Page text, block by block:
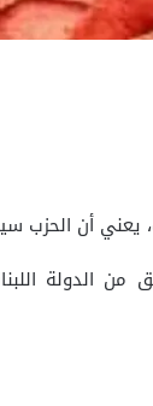
يعني أن الحزب
الدولة